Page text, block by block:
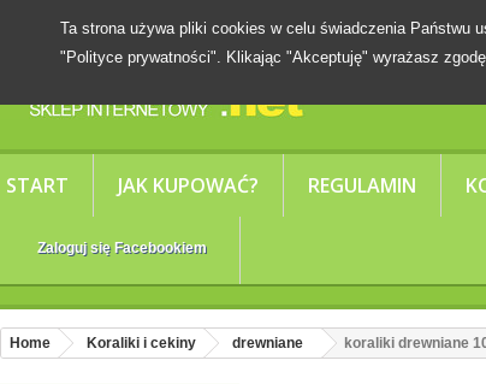
START JAK KUPOWAĆ? REGULAMIN
Zaloguj się Facebookiem
Ta strona używa pliki cookies w celu świadczenia Państwu
"Polityce prywatności". Klikając "Akceptuję" wyrażasz
Home Koraliki i cekiny drewniane koraliki drewniane